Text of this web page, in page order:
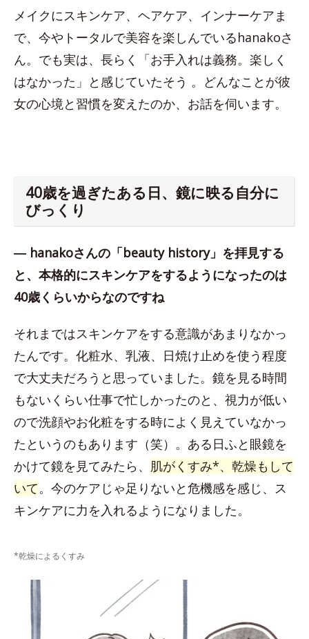
メイクにスキンケア、ヘアケア、インナーケアま
で、今やトータルで美容を楽しんでいるhanakoさ
ん。でも実は、長らく「お手入れは義務。楽しく
はなかった」と感じていたそう 。どんなことが彼
女の心境と習慣を変えたのか、お話を伺います。
40歳を過ぎたある日、鏡に映る自分に
びっくり
― hanakoさんの「beauty history」を拝見する
と、本格的にスキンケアをするようになったのは
40歳くらいからなのですね
それまではスキンケアをする意識があまりなかっ
たんです。化粧水、乳液、日焼け止めを使う程度
で大丈夫だろうと思っていました。鏡を見る時間
もないくらい仕事で忙しかったのと、視力が低い
ので洗顔やお化粧をする時によく見えていなかっ
たというのもあります（笑）。ある日ふと眼鏡を
かけて鏡を見てみたら、 肌がくすみ*、乾燥もして
いて。今のケアじゃ足りないと危機感を感じ、ス
キンケアに力を入れるようになりました。
*乾燥によるくすみ